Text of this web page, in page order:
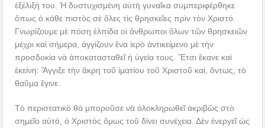
ἐξέλιξή του. Ἡ δυστυχισμένη αὐτὴ γυναῖκα συμπεριφέρθηκε
ὅπως ὁ κάθε πιστὸς σὲ ὅλες τὶς θρησκεῖες πρὶν τὸν Χριστό.
Γνωρίζουμε μὲ πόση ἐλπίδα οἱ ἄνθρωποι ὅλων τῶν θρησκειῶν
μέχρι καὶ σήμερα, ἀγγίζουν ἕνα ἱερὸ ἀντικείμενο μὲ τὴν
προσδοκία νὰ ἀποκατασταθεῖ ἡ ὑγεία τους. Ἔτσι ἔκανε καὶ
ἐκείνη: Ἄγγιξε τὴν ἄκρη τοῦ ἱματίου τοῦ Χριστοῦ καί, ὄντως, τὸ
θαῦμα ἔγινε.
Τὸ περιστατικὸ θὰ μποροῦσε νὰ ὁλοκληρωθεῖ ἀκριβῶς στὸ
σημεῖο αὐτό, ὁ Χριστὸς ὅμως τοῦ δίνει συνέχεια. Δὲν ἐνεργεῖ ὡς